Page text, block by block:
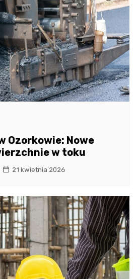
Ozorkowie: Nowe
w toku
21 kwietnia 2026